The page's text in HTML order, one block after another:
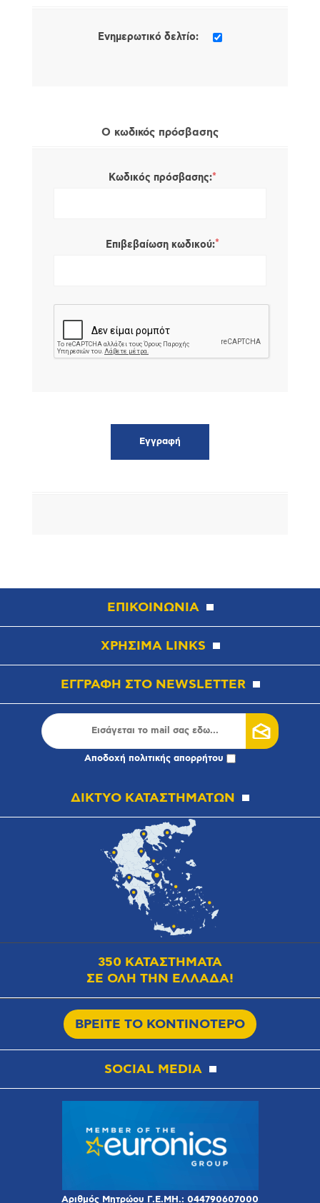
Ενημερωτικό δελτίο:
Ο κωδικός πρόσβασης
Κωδικός πρόσβασης:*
Επιβεβαίωση κωδικού:*
ΕΠΙΚΟΙΝΩΝΙΑ
ΧΡΗΣΙΜΑ LINKS
ΕΓΓΡΑΦΗ ΣΤΟ NEWSLETTER
Αποδοχή πολιτικής απορρήτου
ΔΙΚΤΥΟ ΚΑΤΑΣΤΗΜΑΤΩΝ
350 ΚΑΤΑΣΤΗΜΑΤΑ
ΣΕ ΟΛΗ ΤΗΝ ΕΛΛΑΔΑ!
ΒΡΕΙΤΕ ΤΟ ΚΟΝΤΙΝΟΤΕΡΟ
SOCIAL MEDIA